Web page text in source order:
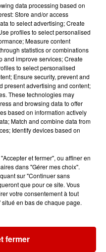
places pour le
Roi Arthur 2026 !
entrées pour le
Automobile au
Vacances - Gagnez
en famille au cœur
data processing based on
Store and/or access
to select advertising; Create
profiles to select personalised
Measure content
statistics or combinations
and improve services; Create
to select personalised
Ensure security, prevent and
present advertising and content;
These technologies may
and browsing data to offer
based on information actively
Match and combine data from
Identify devices based on
et fermer", ou affiner en
dans "Gérer mes choix".
sur "Continuer sans
que pour ce site. Vous
votre consentement à tout
en bas de chaque page.
fermer